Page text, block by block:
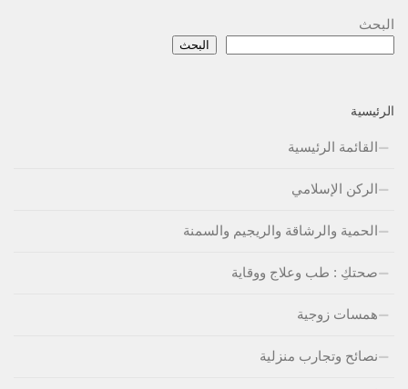
البحث
البحث
الرئيسية
القائمة الرئيسية
الركن الإسلامي
الحمية والرشاقة والريجيم والسمنة
صحتكِ : طب وعلاج ووقاية
همسات زوجية
نصائح وتجارب منزلية